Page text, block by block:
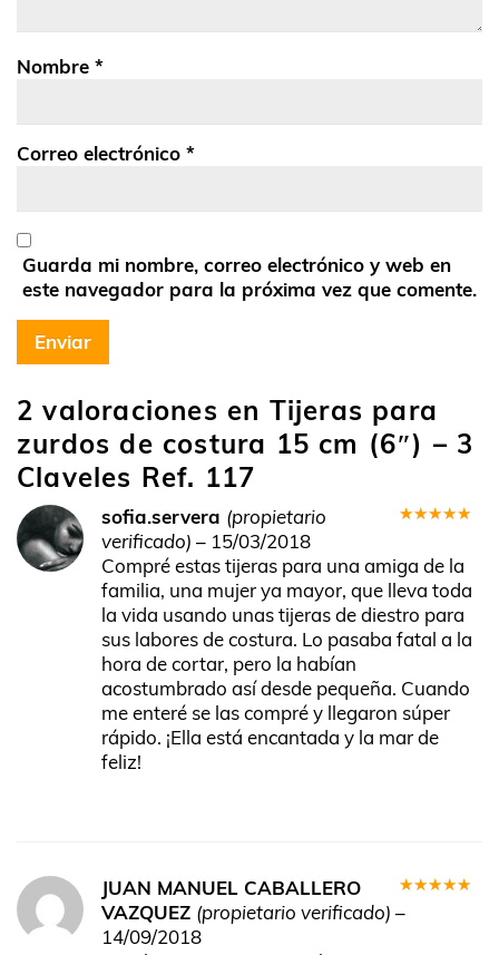
2 valoraciones en Tijeras para
zurdos de costura 15 cm (6″) – 3
Claveles Ref. 117
sofia.servera (propietario
verificado) – 15/03/2018
Compré estas tijeras para una amiga de la
familia, una mujer ya mayor, que lleva toda
la vida usando unas tijeras de diestro para
sus labores de costura. Lo pasaba fatal a la
hora de cortar, pero la habían
acostumbrado así desde pequeña. Cuando
me enteré se las compré y llegaron súper
rápido. ¡Ella está encantada y la mar de
feliz!
en
JUAN MANUEL CABALLERO
VAZQUEZ (propietario verificado) –
14/09/2018
Nombre *
Correo electrónico *
Guarda mi nombre, correo electrónico y web en
este navegador para la próxima vez que comente.